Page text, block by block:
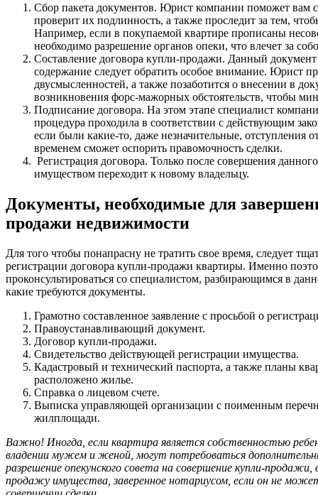
Сбор пакета документов. Юрист компании поможет вам
проверит их подлинность, а также проследит за тем,
Например, если в покупаемой квартире прописаны
необходимо разрешение органов опеки, что влечет за
Составление договора купли-продажи. Данный
содержание следует обратить особое внимание. Юрист
двусмысленностей, а также позаботится о внесении в
возникновения форс-мажорных обстоятельств, чтобы
Подписание договора. На этом этапе специалист
процедура проходила в соответствии с действующим
если были какие-то, даже незначительные, отступления
временем сможет оспорить правомочность сделки.
Регистрация договора. Только после совершения
имуществом переходит к новому владельцу.
Документы, необходимые для
продажи недвижимости
Для того чтобы понапрасну не тратить свое время, следует
регистрации договора купли-продажи квартиры. Именно
проконсультироваться со специалистом, разбирающимся в
какие требуются документы.
Грамотно составленное заявление с просьбой о
Правоустанавливающий документ.
Договор купли-продажи.
Свидетельство действующей регистрации имущества.
Кадастровый и технический паспорта, а также планы
расположено жилье.
Справка о лицевом счете.
Выписка управляющей организации с поименным
жилплощади.
Важно! Иногда, если квартира является собственностью
владении мужем и женой, могут потребоваться
разрешение опекунского совета на совершение купли-продажи,
продажу имущества, заверенное нотариусом, если он не